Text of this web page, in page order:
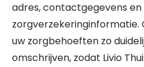
adres, contactgegevens en
zorgverzekeringinformatie.
uw zorgbehoeften zo
omschrijven, zodat Livio